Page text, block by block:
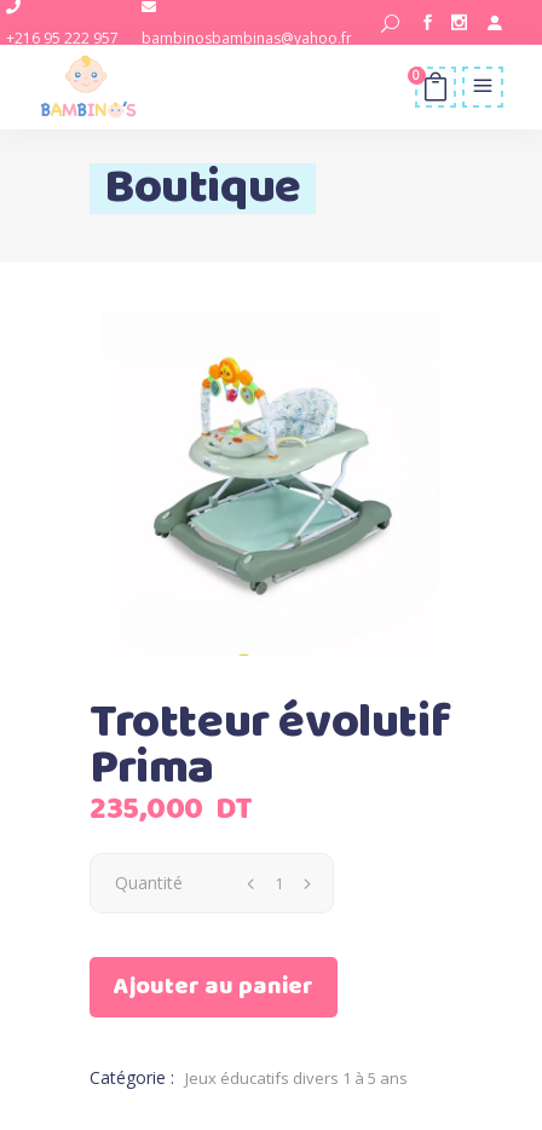
+216 95 222 957 bambinosbambinas@yahoo.fr
0
Boutique
Trotteur évolutif
Prima
235,000 DT
Quantité
Ajouter au panier
Catégorie : Jeux éducatifs divers 1 à 5 ans